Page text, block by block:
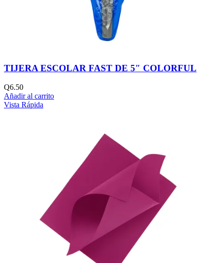
TIJERA ESCOLAR FAST DE 5″ COLORFUL
Q6.50
Añadir al carrito
Vista Rápida